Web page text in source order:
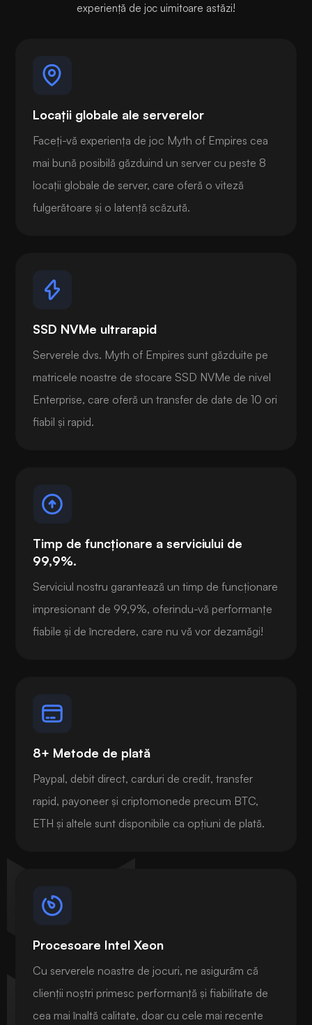
experiență de joc uimitoare astăzi!
Locații globale ale serverelor
Faceți-vă experiența de joc Myth of Empires cea
mai bună posibilă găzduind un server cu peste 8
locații globale de server, care oferă o viteză
fulgerătoare și o latență scăzută.
SSD NVMe ultrarapid
Serverele dvs. Myth of Empires sunt găzduite pe
matricele noastre de stocare SSD NVMe de nivel
Enterprise, care oferă un transfer de date de 10 ori
fiabil și rapid.
Timp de funcționare a serviciului de
99,9%.
Serviciul nostru garantează un timp de funcționare
impresionant de 99,9%, oferindu-vă performanțe
fiabile și de încredere, care nu vă vor dezamăgi!
8+ Metode de plată
Paypal, debit direct, carduri de credit, transfer
rapid, payoneer și criptomonede precum BTC,
ETH și altele sunt disponibile ca opțiuni de plată.
Procesoare Intel Xeon
Cu serverele noastre de jocuri, ne asigurăm că
clienții noștri primesc performanță și fiabilitate de
cea mai înaltă calitate, doar cu cele mai recente